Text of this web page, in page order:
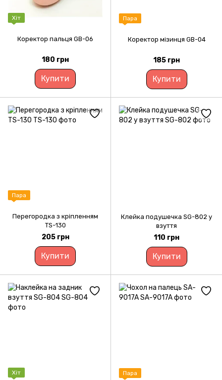
Хіт
Коректор пальця GB-06
180 грн
Купити
Пара
Коректор мізинця GB-04
185 грн
Купити
Пара
Перегородка з кріпленням
TS-130
205 грн
Купити
Клейка подушечка SG-802 у
взуття
110 грн
Купити
Хіт Пара